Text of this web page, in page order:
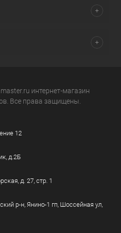
интернет-магазин
Все права защищены.
12
д.2Б
д. 27, стр. 1
р-н, Янино-1 гп, Шоссейная ул,